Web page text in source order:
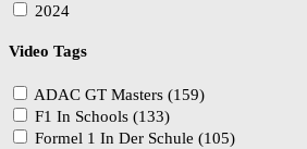
2024
Video Tags
ADAC GT Masters (159)
F1 In Schools (133)
Formel 1 In Der Schule (105)